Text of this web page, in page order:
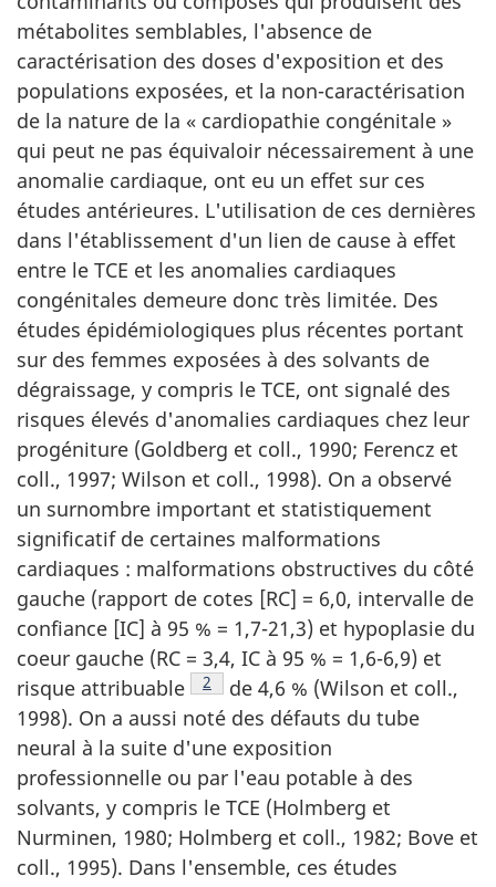
métabolites semblables, l'absence de
caractérisation des doses d'exposition et des
populations exposées, et la non-caractérisation
de la nature de la « cardiopathie congénitale »
qui peut ne pas équivaloir nécessairement à une
anomalie cardiaque, ont eu un effet sur ces
études antérieures. L'utilisation de ces dernières
dans l'établissement d'un lien de cause à effet
entre le TCE et les anomalies cardiaques
congénitales demeure donc très limitée. Des
études épidémiologiques plus récentes portant
sur des femmes exposées à des solvants de
dégraissage, y compris le TCE, ont signalé des
risques élevés d'anomalies cardiaques chez leur
progéniture (Goldberg et coll., 1990; Ferencz et
coll., 1997; Wilson et coll., 1998). On a observé
un surnombre important et statistiquement
significatif de certaines malformations
cardiaques : malformations obstructives du côté
gauche (rapport de cotes [RC] = 6,0, intervalle de
confiance [IC] à 95 % = 1,7-21,3) et hypoplasie du
coeur gauche (RC = 3,4, IC à 95 % = 1,6-6,9) et
risque attribuable
Note de bas de page
2
de 4,6 % (Wilson et coll.,
1998). On a aussi noté des défauts du tube
neural à la suite d'une exposition
professionnelle ou par l'eau potable à des
solvants, y compris le TCE (Holmberg et
Nurminen, 1980; Holmberg et coll., 1982; Bove et
coll., 1995). Dans l'ensemble, ces études